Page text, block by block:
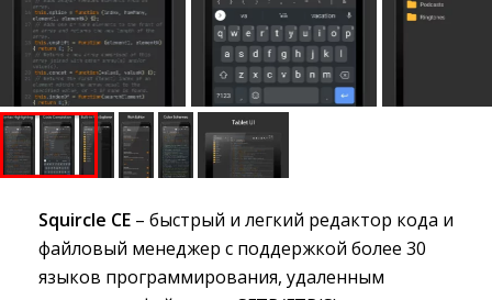
Squircle CE – быстрый и легкий редактор кода и
файловый менеджер с поддержкой более 30
языков программирования, удаленным